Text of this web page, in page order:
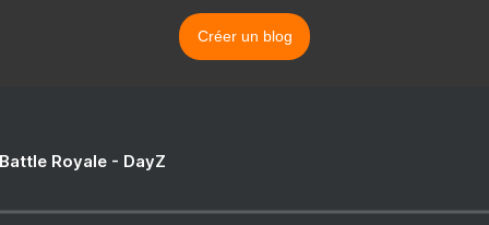
Créer un blog
Royale - DayZ